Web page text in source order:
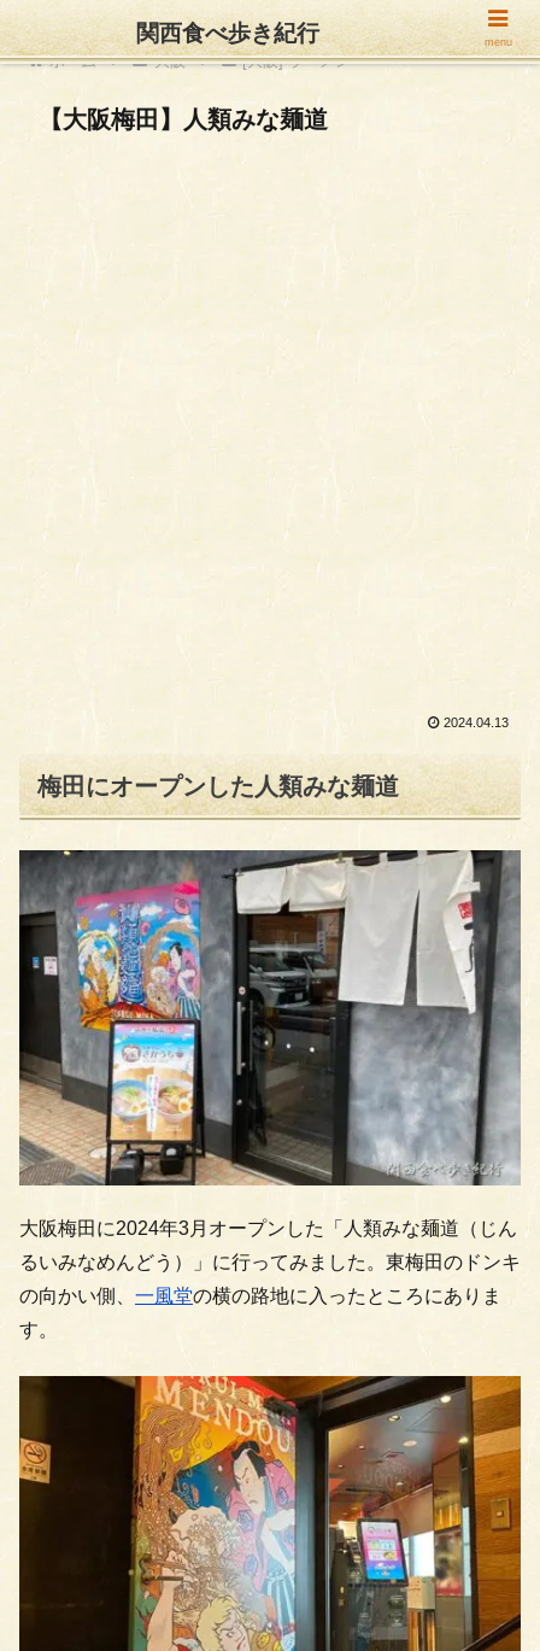
ホーム 大阪 [大阪] ラーメン
【大阪梅田】人類みな麺道
2024.04.13
梅田にオープンした人類みな麺道
大阪梅田に2024年3月オープンした「人類みな麺道（じん
るいみなめんどう）」に行ってみました。東梅田のドンキ
の向かい側、 一風堂の横の路地に入ったところにありま
す。
関西食べ歩き紀行 menu